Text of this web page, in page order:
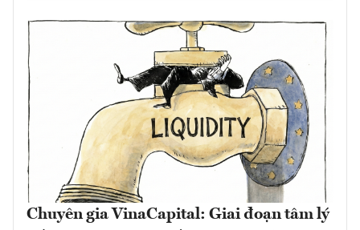
Chuyên gia VinaCapital: Giai đoạn tâm lý